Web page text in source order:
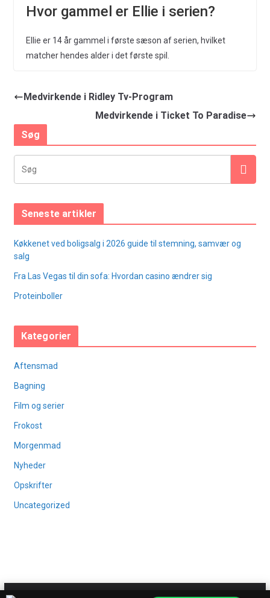
Hvor gammel er Ellie i serien?
Ellie er 14 år gammel i første sæson af serien, hvilket
matcher hendes alder i det første spil.
Medvirkende i Ridley Tv-Program
Medvirkende i Ticket To Paradise
Søg
Seneste artikler
Køkkenet ved boligsalg i 2026 guide til stemning, samvær og
salg
Fra Las Vegas til din sofa: Hvordan casino ændrer sig
Proteinboller
Kategorier
Aftensmad
Bagning
Film og serier
Frokost
Morgenmad
Nyheder
Opskrifter
Uncategorized
Copyright © 2026 . All rights reserved.